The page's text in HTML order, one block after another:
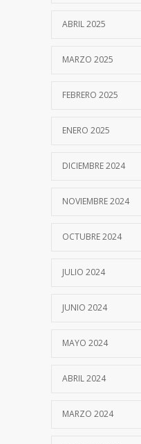
ABRIL 2025
MARZO 2025
FEBRERO 2025
ENERO 2025
DICIEMBRE 2024
NOVIEMBRE 2024
OCTUBRE 2024
JULIO 2024
JUNIO 2024
MAYO 2024
ABRIL 2024
MARZO 2024